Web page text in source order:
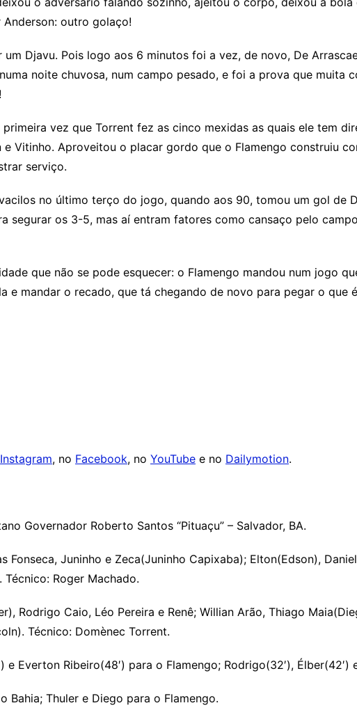
outro golaço!
um Djavu. Pois logo aos 6 minutos foi a vez, de novo, De
noite chuvosa, num campo pesado, e foi a prova que muita
vez que Torrent fez as cinco mexidas as quais ele tem
e Vitinho. Aproveitou o placar gordo que o Flamengo construiu
serviço.
no último terço do jogo, quando aos 90, tomou um gol de
segurar os 3-5, mas aí entram fatores como cansaço pelo
que não se pode esquecer: o Flamengo mandou num jogo
mandar o recado, que tá chegando de novo para pegar o que
Instagram, no Facebook, no YouTube e no Dailymotion.
Governador Roberto Santos “Pituaçu” – Salvador, BA.
Fonseca, Juninho e Zeca(Juninho Capixaba); Elton(Edson),
Roger Machado.
Rodrigo Caio, Léo Pereira e Renê; Willian Arão, Thiago
Técnico: Domènec Torrent.
e Everton Ribeiro(48′) para o Flamengo; Rodrigo(32′), Élber(42′)
Bahia; Thuler e Diego para o Flamengo.